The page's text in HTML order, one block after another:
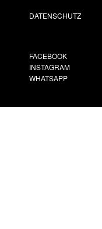
DATENSCHUTZ
FACEBOOK
INSTAGRAM
WHATSAPP